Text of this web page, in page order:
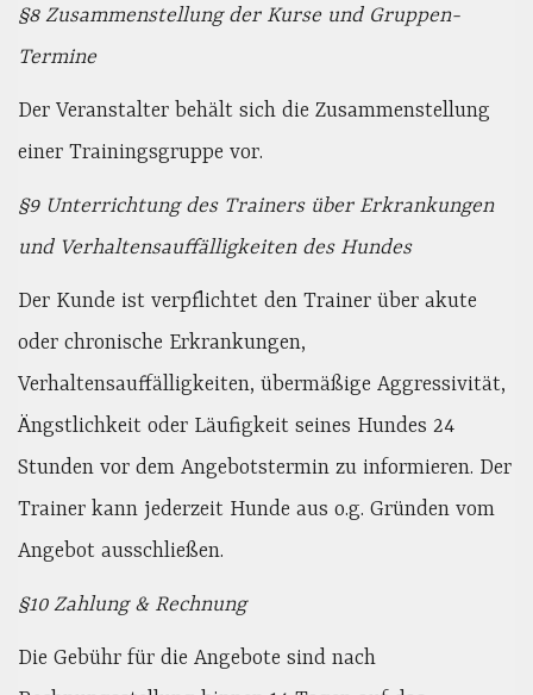
§8 Zusammenstellung der Kurse und Gruppen-
Termine
Der Veranstalter behält sich die Zusammenstellung
einer Trainingsgruppe vor.
§9 Unterrichtung des Trainers über Erkrankungen
und Verhaltensauffälligkeiten des Hundes
Der Kunde ist verpflichtet den Trainer über akute
oder chronische Erkrankungen,
Verhaltensauffälligkeiten, übermäßige Aggressivität,
Ängstlichkeit oder Läufigkeit seines Hundes 24
Stunden vor dem Angebotstermin zu informieren. Der
Trainer kann jederzeit Hunde aus o.g. Gründen vom
Angebot ausschließen.
§10 Zahlung & Rechnung
Die Gebühr für die Angebote sind nach